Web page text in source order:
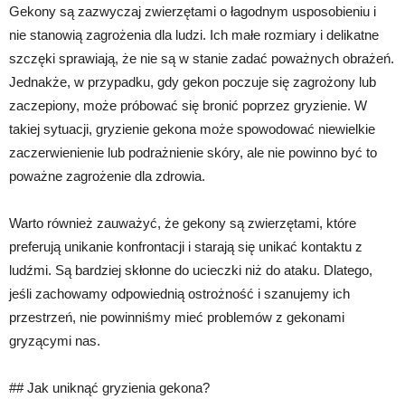
Gekony są zazwyczaj zwierzętami o łagodnym usposobieniu i
nie stanowią zagrożenia dla ludzi. Ich małe rozmiary i delikatne
szczęki sprawiają, że nie są w stanie zadać poważnych obrażeń.
Jednakże, w przypadku, gdy gekon poczuje się zagrożony lub
zaczepiony, może próbować się bronić poprzez gryzienie. W
takiej sytuacji, gryzienie gekona może spowodować niewielkie
zaczerwienienie lub podrażnienie skóry, ale nie powinno być to
poważne zagrożenie dla zdrowia.
Warto również zauważyć, że gekony są zwierzętami, które
preferują unikanie konfrontacji i starają się unikać kontaktu z
ludźmi. Są bardziej skłonne do ucieczki niż do ataku. Dlatego,
jeśli zachowamy odpowiednią ostrożność i szanujemy ich
przestrzeń, nie powinniśmy mieć problemów z gekonami
gryzącymi nas.
## Jak uniknąć gryzienia gekona?